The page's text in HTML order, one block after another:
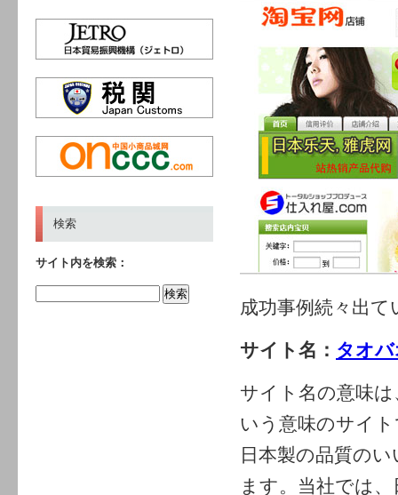
成功事例続々出て
サイト名： タオ
サイト名の意味
いう意味のサイ
日本製の品質の
ます。当社では
検索
サイト内を検索：